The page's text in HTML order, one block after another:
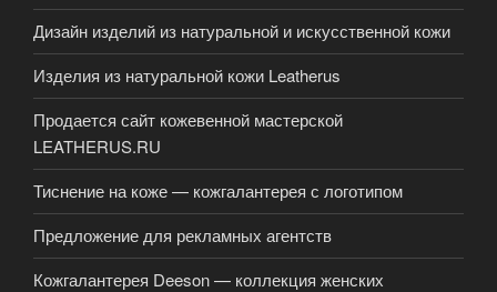
Дизайн изделий из натуральной и искусственной кожи
Изделия из натуральной кожи Leatherus
Продается сайт кожевенной мастерской
LEATHERUS.RU
Тиснение на коже — кожгалантерея с логотипом
Предложение для рекламных агентств
Кожгалантерея Deeson — коллекция женских